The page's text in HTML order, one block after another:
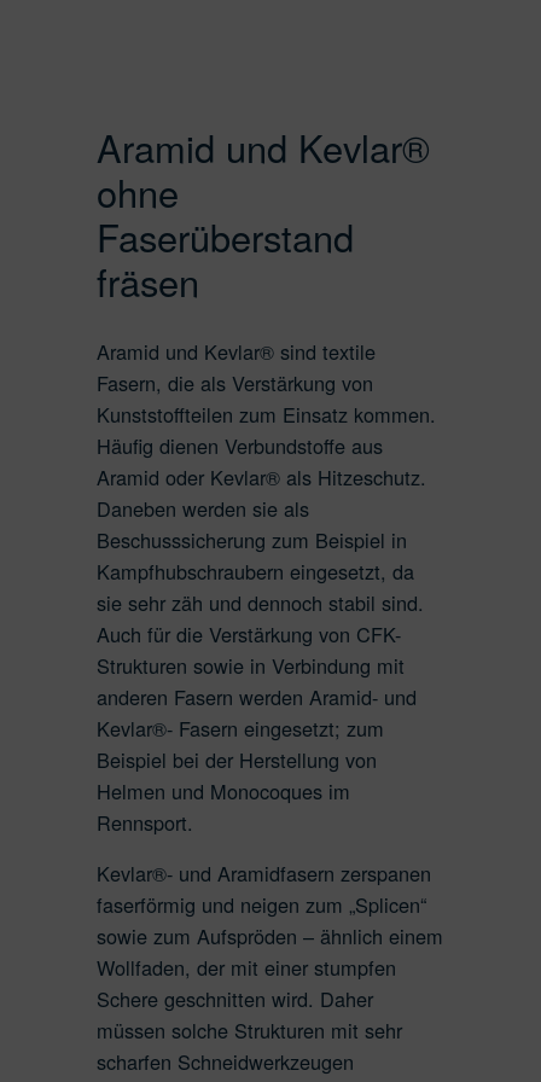
Aramid und Kevlar®
ohne
Faserüberstand
fräsen
Aramid und Kevlar® sind textile
Fasern, die als Verstärkung von
Kunststoffteilen zum Einsatz kommen.
Häufig dienen Verbundstoffe aus
Aramid oder Kevlar® als Hitzeschutz.
Daneben werden sie als
Beschusssicherung zum Beispiel in
Kampfhubschraubern eingesetzt, da
sie sehr zäh und dennoch stabil sind.
Auch für die Verstärkung von CFK-
Strukturen sowie in Verbindung mit
anderen Fasern werden Aramid- und
Kevlar®- Fasern eingesetzt; zum
Beispiel bei der Herstellung von
Helmen und Monocoques im
Rennsport.
Kevlar®- und Aramidfasern zerspanen
faserförmig und neigen zum „Splicen“
sowie zum Aufspröden – ähnlich einem
Wollfaden, der mit einer stumpfen
Schere geschnitten wird. Daher
müssen solche Strukturen mit sehr
scharfen Schneidwerkzeugen